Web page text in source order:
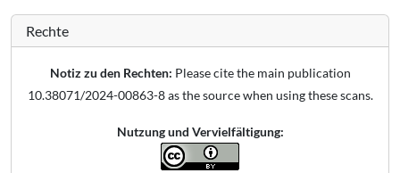
Rechte
Notiz zu den Rechten: Please cite the main publication
10.38071/2024-00863-8 as the source when using these scans.
Nutzung und Vervielfältigung: